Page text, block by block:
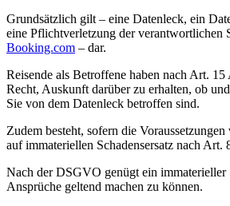
Grundsätzlich gilt – eine Datenleck, ein
eine Pflichtverletzung der verantwortlichen
Booking.com – dar.
Reisende als Betroffene haben nach Art.
Recht, Auskunft darüber zu erhalten, ob
Sie von dem Datenleck betroffen sind.
Zudem besteht, sofern die
auf immateriellen Schadensersatz nach
Nach der DSGVO genügt ein immaterieller
Ansprüche geltend machen zu können.